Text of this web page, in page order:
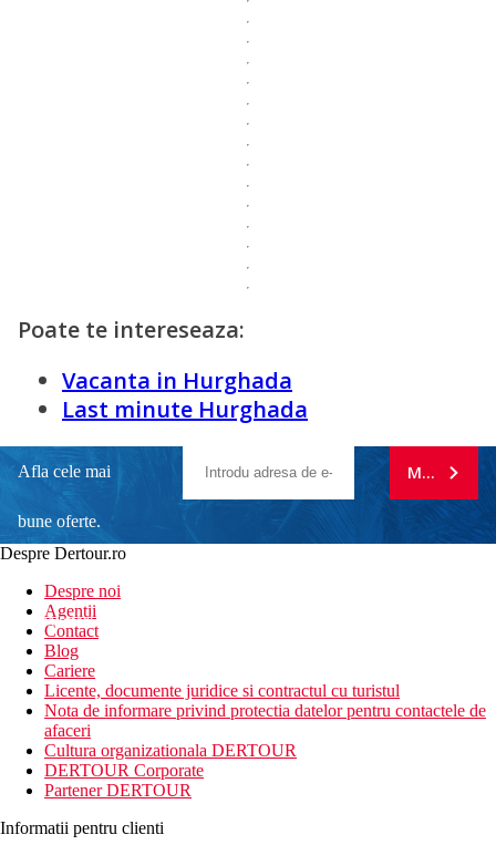
Poate te intereseaza:
Vacanta in Hurghada
Last minute Hurghada
Afla cele mai
bune oferte.
newsletter!
MA
Despre Dertour.ro
Despre noi
Agentii
Contact
Blog
Cariere
Licente, documente juridice si contractul cu turistul
Nota de informare privind protectia datelor pentru contactele de
afaceri
Cultura organizationala DERTOUR
DERTOUR Corporate
Partener DERTOUR
Informatii pentru clienti